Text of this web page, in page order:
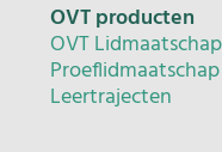
OVT producten
OVT Lidmaatschap
Proeflidmaatschap
Leertrajecten